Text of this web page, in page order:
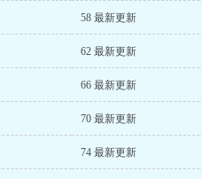
58 最新更新
62 最新更新
66 最新更新
70 最新更新
74 最新更新